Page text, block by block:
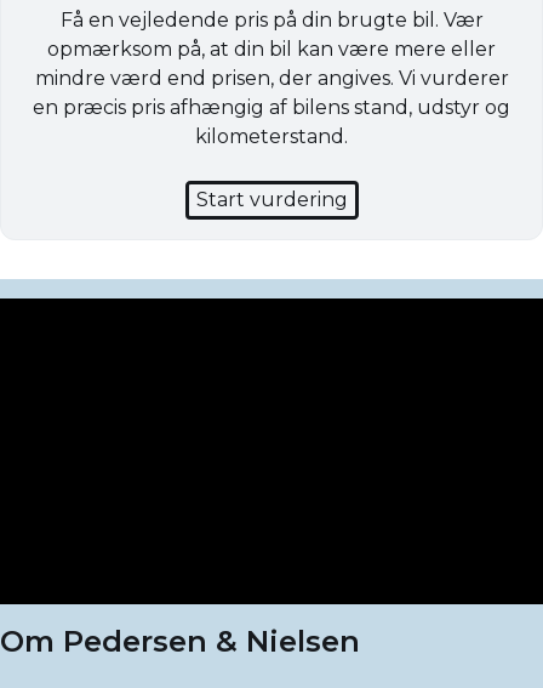
Få en vejledende pris på din brugte bil. Vær
opmærksom på, at din bil kan være mere eller
mindre værd end prisen, der angives. Vi vurderer
en præcis pris afhængig af bilens stand, udstyr og
kilometerstand.
Start vurdering
Om Pedersen & Nielsen